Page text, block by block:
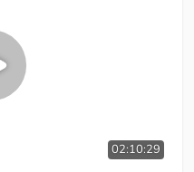
02:10:29